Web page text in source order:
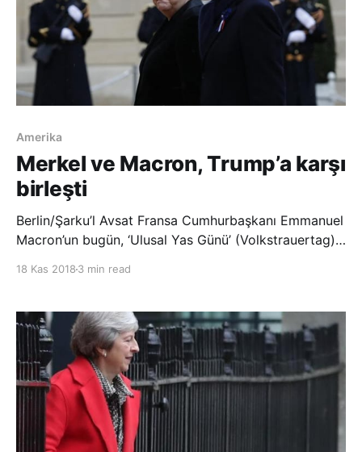
Amerika
Merkel ve Macron, Trump’a karşı
birleşti
Berlin/Şarku’l Avsat Fransa Cumhurbaşkanı Emmanuel
Macron’un bugün, ‘Ulusal Yas Günü’ (Volkstrauertag)
Günü’nde dünya savaşının kurbanları anılıyor. Ulusal
18 Kas 2018 3 min read